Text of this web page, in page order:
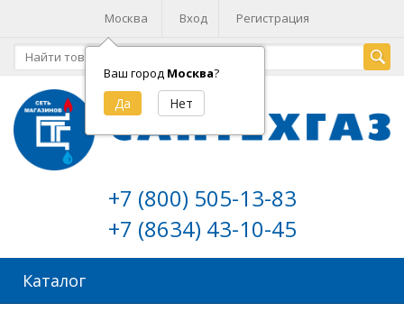
Москва
Ваш город Москва?
Вход Регистрация
+7 (800) 505-13-83
+7 (8634) 43-10-45
Каталог